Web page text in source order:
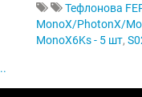
Тефлонова
MonoX/PhotonX/
MonoX6Ks - 5 шт,
..